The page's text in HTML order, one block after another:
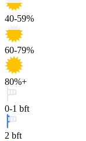
40-59%
60-79%
80%+
0-1 bft
2 bft